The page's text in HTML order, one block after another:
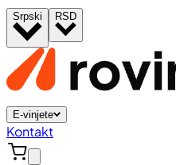
Srpski RSD
E-vinjete
Kontakt